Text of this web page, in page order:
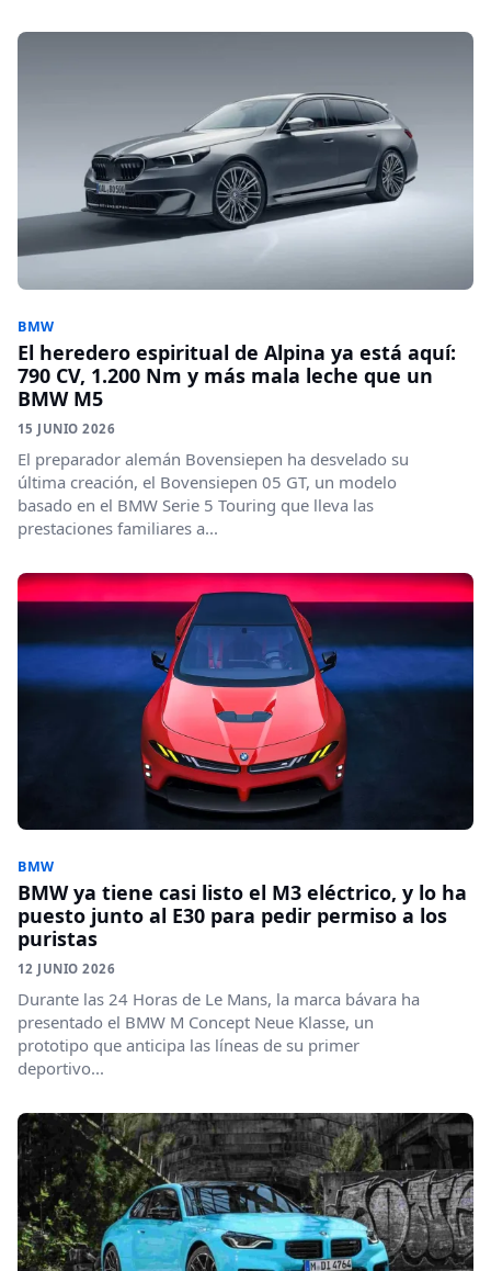
BMW
El heredero espiritual de Alpina ya está aquí:
790 CV, 1.200 Nm y más mala leche que un
BMW M5
15 JUNIO 2026
El preparador alemán Bovensiepen ha desvelado su
última creación, el Bovensiepen 05 GT, un modelo
basado en el BMW Serie 5 Touring que lleva las
prestaciones familiares a...
BMW
BMW ya tiene casi listo el M3 eléctrico, y lo ha
puesto junto al E30 para pedir permiso a los
puristas
12 JUNIO 2026
Durante las 24 Horas de Le Mans, la marca bávara ha
presentado el BMW M Concept Neue Klasse, un
prototipo que anticipa las líneas de su primer
deportivo...